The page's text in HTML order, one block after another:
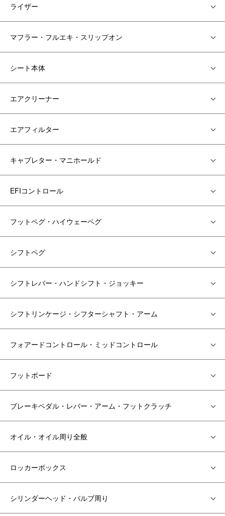
ライザー
マフラー・フルエキ・スリップオン
シート本体
エアクリーナー
エアフィルター
キャブレター・マニホールド
EFIコントロール
フットペグ・ハイウェーペグ
シフトペグ
シフトレバー・ハンドシフト・ジョッキー
シフトリンケージ・シフターシャフト・アーム
フォアードコントロール・ミッドコントロール
フットボード
ブレーキペダル・レバー・アーム・フットクラッチ
オイル・オイル周り全般
ロッカーボックス
シリンダーヘッド・バルブ周り